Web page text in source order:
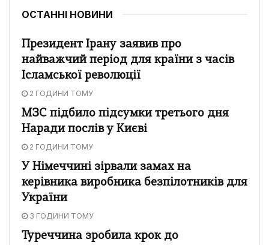
ОСТАННІ НОВИНИ
Президент Ірану заявив про
найважчий період для країни з часів
Ісламської революції
2 ГОДИНИ ТОМУ
МЗС підбило підсумки третього дня
Наради послів у Києві
2 ГОДИНИ ТОМУ
У Німеччині зірвали замах на
керівника виробника безпілотників для
України
3 ГОДИНИ ТОМУ
Туреччина зробила крок до